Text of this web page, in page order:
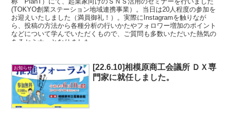
(TOKYO創業ステーション地域連携事業）。当日は20人程度の参加を
お迎えいたしました（満員御礼！）。実際にInstagramを触りなが
ら、投稿の方法から各種分析の行いかたやフォロワー増加のポイント
などについて学んでいただくもので、ご質問も多数いただいた熱気の
あるセミナーとなりました。
お知らせ
[22.6.10]相模原商工会議所 ＤＸ専
門家に就任しました。